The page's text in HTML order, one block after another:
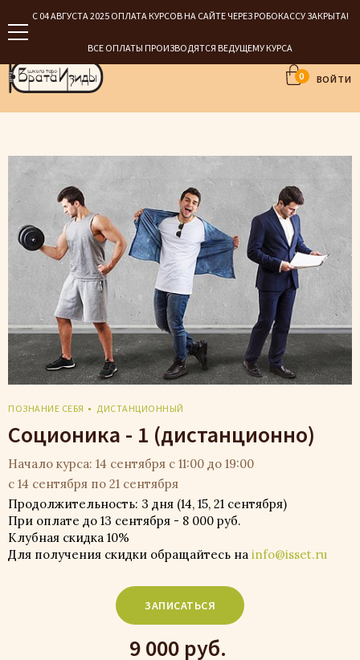
С 04 АВГУСТА 2025 ОПЛАТА КУРСОВ НА САЙТЕ ЧЕРЕЗ РОБОКАССУ ЗАКРЫТА!
ВСЕ ОПЛАТЫ ПРОИЗВОДЯТСЯ ВЕДУЩЕМУ КУРСА
0 ВОЙТИ
ПОЗНАНИЕ СЕБЯ ДИСТАНЦИОННЫЙ
Соционика - 1 (дистанционно)
Начало курса: 14 сентября с 11:00 до 19:00
с 14 сентября по 21 сентября
ЗАПИСАТЬСЯ
9 000 руб.
Продолжительность: 3 дня (14, 15, 21 сентября)
При оплате до 13 сентября - 8 000 руб.
Клубная скидка 10%
Для получения скидки обращайтесь на info@isset.ru